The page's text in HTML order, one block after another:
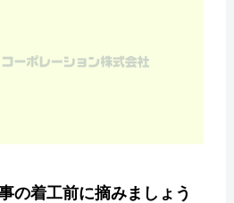
の着工前に摘みましょう